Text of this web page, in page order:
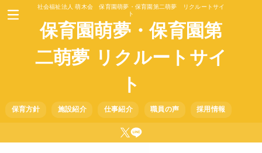
社会福祉法人 萌木会 保育園萌夢・保育園第二萌夢 リクルートサイ
ト
保育園萌夢・保育園第
二萌夢 リクルートサイ
ト
保育方針 施設紹介 仕事紹介 職員の声 採用情報